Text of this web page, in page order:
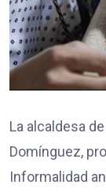
La alcaldesa
Domínguez,
Informalidad